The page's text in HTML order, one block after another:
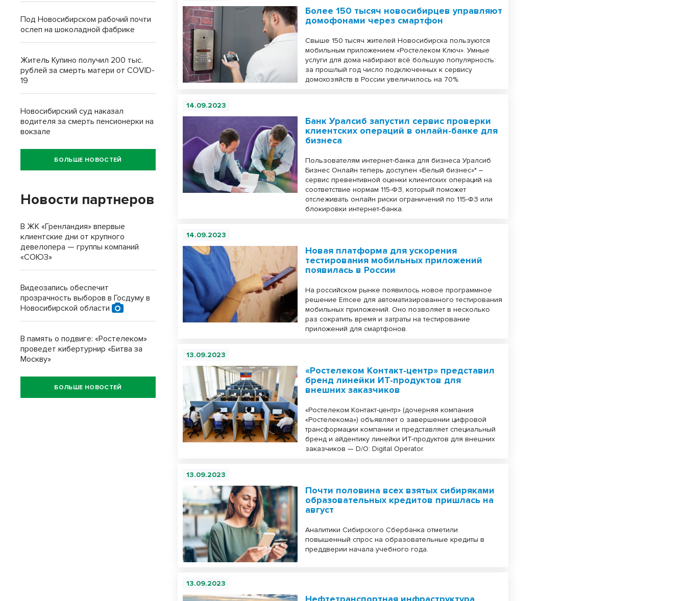
Более 150 тысяч новосибирцев управляют
домофонами через смартфон
Свыше 150 тысяч жителей Новосибирска пользуются
мобильным приложением «Ростелеком Ключ». Умные
услуги для дома набирают всё большую популярность:
за прошлый год число подключенных к сервису
домохозяйств в России увеличилось на 70%.
14.09.2023
Банк Уралсиб запустил сервис проверки
клиентских операций в онлайн-банке для
бизнеса
Пользователям интернет-банка для бизнеса Уралсиб
Бизнес Онлайн теперь доступен «Белый бизнес»* –
сервис превентивной оценки клиентских операций на
соответствие нормам 115-ФЗ, который поможет
отслеживать онлайн риски ограничений по 115-ФЗ или
блокировки интернет-банка.
14.09.2023
Новая платформа для ускорения
тестирования мобильных приложений
появилась в России
На российском рынке появилось новое программное
решение Emcee для автоматизированного тестирования
мобильных приложений. Оно позволяет в несколько
раз сократить время и затраты на тестирование
приложений для смартфонов.
13.09.2023
«Ростелеком Контакт-центр» представил
бренд линейки ИТ-продуктов для
внешних заказчиков
«Ростелеком Контакт-центр» (дочерняя компания
«Ростелекома») объявляет о завершении цифровой
трансформации компании и представляет специальный
бренд и айдентику линейки ИТ-продуктов для внешних
заказчиков — D/O: Digital Operator.
13.09.2023
Почти половина всех взятых сибиряками
образовательных кредитов пришлась на
август
Аналитики Сибирского Сбербанка отметили
повышенный спрос на образовательные кредиты в
преддверии начала учебного года.
13.09.2023
Под Новосибирском рабочий почти
ослеп на шоколадной фабрике
Житель Купино получил 200 тыс.
рублей за смерть матери от COVID-
19
Новосибирский суд наказал
водителя за смерть пенсионерки на
вокзале
БОЛЬШЕ НОВОСТЕЙ
Новости партнеров
В ЖК «Гренландия» впервые
клиентские дни от крупного
девелопера — группы компаний
«СОЮЗ»
Видеозапись обеспечит
прозрачность выборов в Госдуму в
Новосибирской области
В память о подвиге: «Ростелеком»
проведет кибертурнир «Битва за
Москву»
БОЛЬШЕ НОВОСТЕЙ